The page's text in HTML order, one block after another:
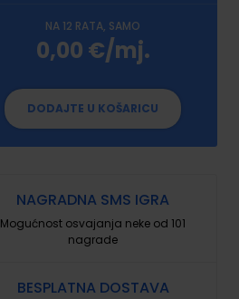
NA 12 RATA, SAMO
0,00 €/mj.
DODAJTE U KOŠARICU
NAGRADNA SMS IGRA
Mogućnost osvajanja neke od 101
nagrade
BESPLATNA DOSTAVA